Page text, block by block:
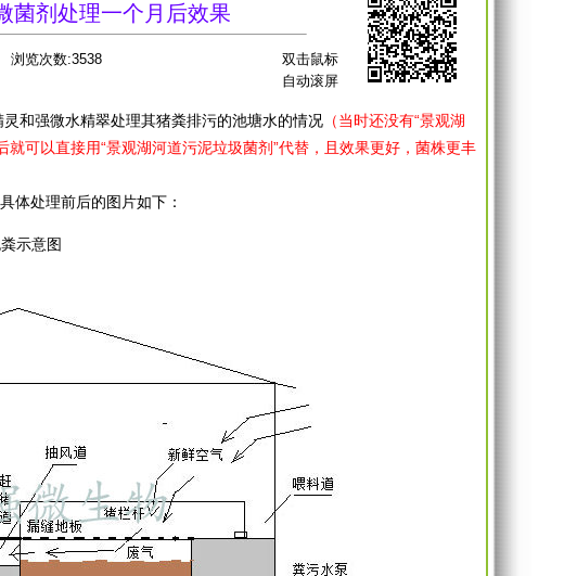
菌剂处理一个月后效果
浏览次数:3538
双击鼠标
自动滚屏
和强微水精翠处理其猪粪排污的池塘水的情况 （当时还没有“景观湖
可以直接用“景观湖河道污泥垃圾菌剂”代替，且效果更好，菌株更丰
体处理前后的图片如下：
示意图